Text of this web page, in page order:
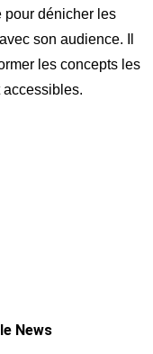
pour dénicher les
son audience. Il
les concepts les
accessibles.
News